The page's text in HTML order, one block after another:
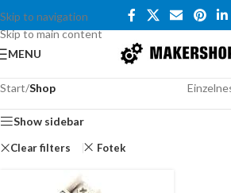
Skip to navigation
Skip to main content
MENU
Start/Shop
Show sidebar
Clear filters Fotek